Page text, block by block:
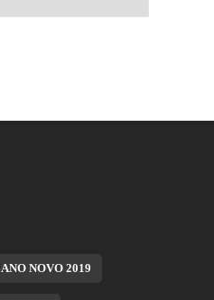
ANO NOVO 2019